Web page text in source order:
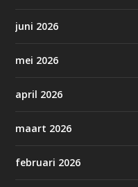
juni 2026
mei 2026
april 2026
maart 2026
februari 2026